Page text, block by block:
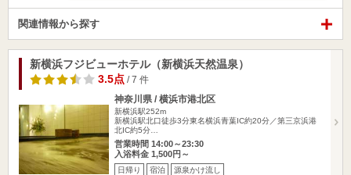
関連情報から探す
新横浜フジビューホテル（新横浜天然温泉）
3.5点 / 7 件
神奈川県 / 横浜市港北区
新横浜駅252m
新横浜駅北口徒歩3分東名横浜青葉IC約20分／第三京浜港
北IC約5分…
営業時間 14:00～23:30
入浴料金 1,500円～
日帰り 宿泊 源泉かけ流し